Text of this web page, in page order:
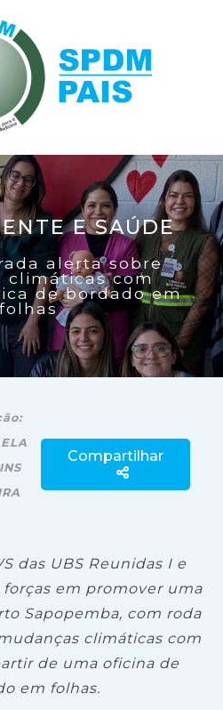
E SAÚDE
alerta sobre
climáticas com
de bordado em
folhas
Compartilhar
das UBS Reunidas I e
em promover uma
Sapopemba, com roda
climáticas com
de uma oficina de
em folhas.